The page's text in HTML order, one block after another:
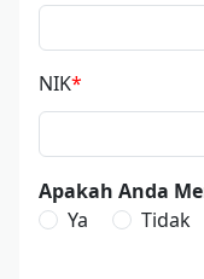
NIK
Apakah Anda
Ya
Tidak